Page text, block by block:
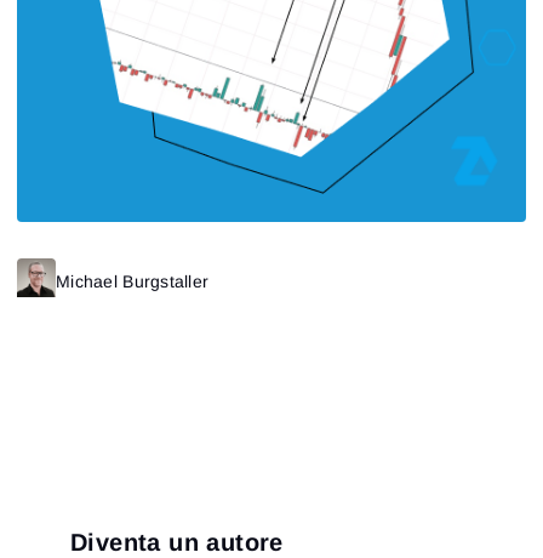
Michael Burgstaller
Diventa un autore